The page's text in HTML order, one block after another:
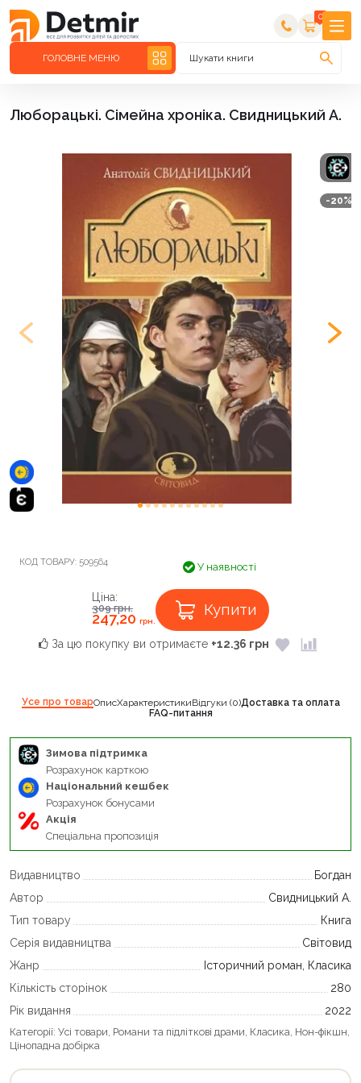
0
ГОЛОВНЕ МЕНЮ Шукати книги
Люборацькі. Сімейна хроніка. Свидницький А.
-20%
КОД ТОВАРУ: 509564 У наявності
Ціна:
309грн.
247,20 грн.
Купити
За цю покупку ви отримаєте +12.36 грн
Усе про товарОписХарактеристикиВідгуки (0)Доставка та оплата
FAQ-питання
Зимова підтримка
Розрахунок карткою
Національний кешбек
Розрахунок бонусами
Акція
Спеціальна пропозиція
Видавництво
Богдан
Автор
Свидницький А.
Тип товару
Книга
Серія видавництва
Світовид
Жанр
Історичний роман, Класика
Кількість сторінок
280
Рік видання
2022
Категорії: Усі товари Романи та підліткові драми Класика Нон-фікшн
Цінопадна добірка